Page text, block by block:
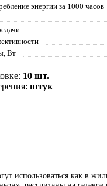
энергии за 1000 часов
Вт
10 шт.
штук
использоваться как в